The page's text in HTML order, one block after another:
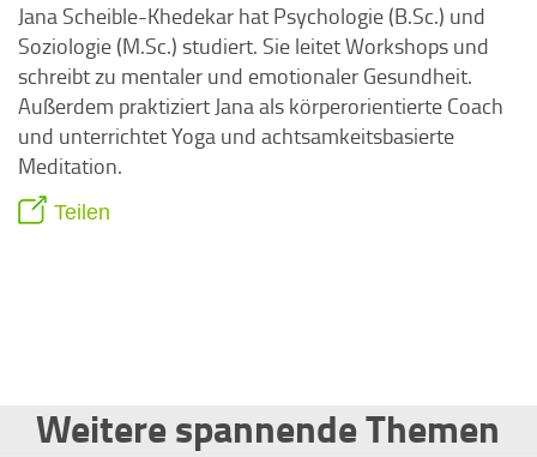
Jana Scheible-Khedekar hat Psychologie (B.Sc.) und
Soziologie (M.Sc.) studiert. Sie leitet Workshops und
schreibt zu mentaler und emotionaler Gesundheit.
Außerdem praktiziert Jana als körperorientierte Coach
und unterrichtet Yoga und achtsamkeitsbasierte
Meditation.
Teilen
Weitere spannende Themen